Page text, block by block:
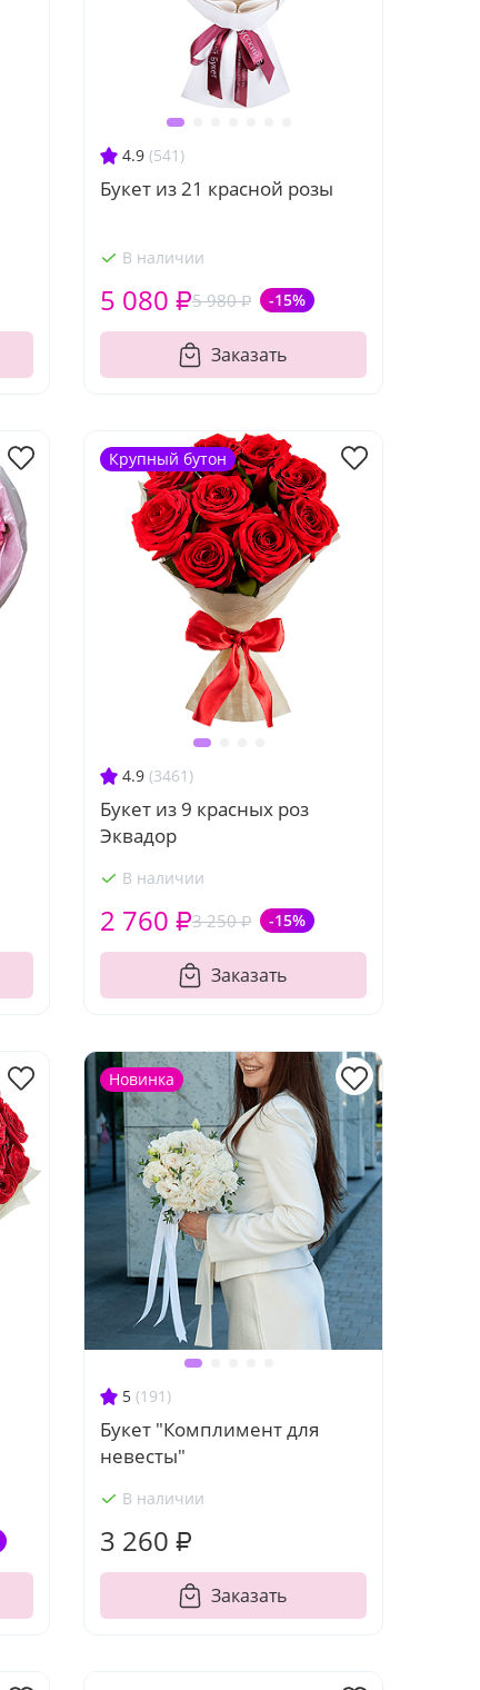
4.9 (541)
Букет из 21 красной розы
В наличии
5 980 ₽ -15%
5 080 ₽
Заказать
4.9 (3461)
Букет из 9 красных роз
Эквадор
В наличии
3 250 ₽ -15%
2 760 ₽
Заказать
Крупный бутон
5 (191)
Букет "Комплимент для
невесты"
В наличии
3 260 ₽
Заказать
Новинка